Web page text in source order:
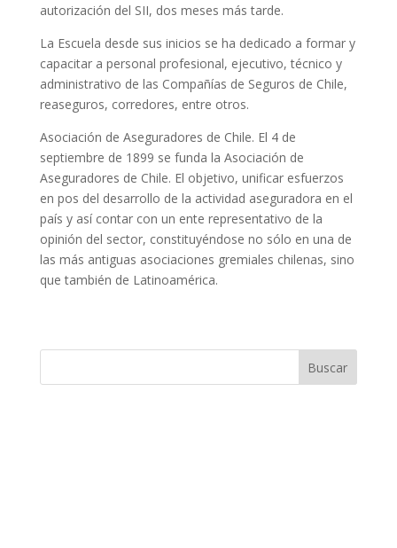
autorización del SII, dos meses más tarde.
La Escuela desde sus inicios se ha dedicado a formar y
capacitar a personal profesional, ejecutivo, técnico y
administrativo de las Compañías de Seguros de Chile,
reaseguros, corredores, entre otros.
Asociación de Aseguradores de Chile. El 4 de
septiembre de 1899 se funda la Asociación de
Aseguradores de Chile. El objetivo, unificar esfuerzos
en pos del desarrollo de la actividad aseguradora en el
país y así contar con un ente representativo de la
opinión del sector, constituyéndose no sólo en una de
las más antiguas asociaciones gremiales chilenas, sino
que también de Latinoamérica.